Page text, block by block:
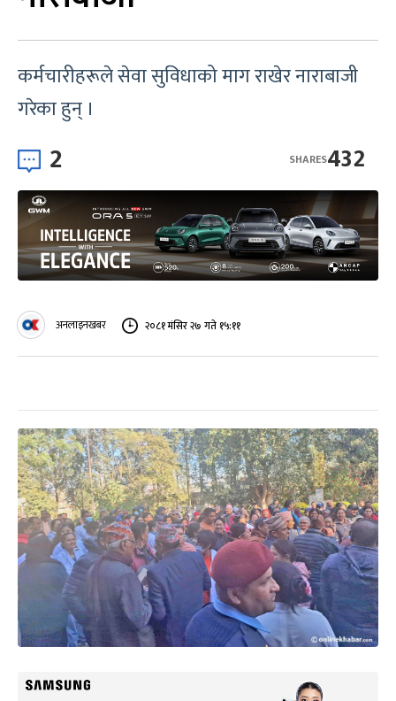
कर्मचारीहरूले सेवा सुविधाको माग राखेर नाराबाजी
गरेका हुन् ।
2 432
SHARES
अनलाइनखबर २०८१ मंसिर २७ गते १५:११